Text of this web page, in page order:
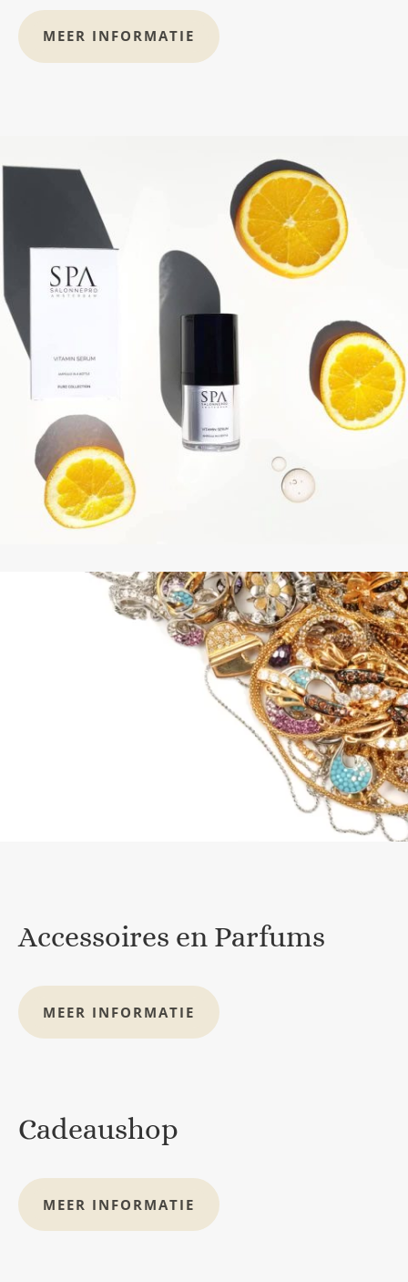
MEER INFORMATIE
Accessoires en Parfums
MEER INFORMATIE
Cadeaushop
MEER INFORMATIE